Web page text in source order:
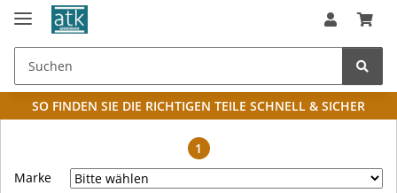
SO FINDEN SIE DIE RICHTIGEN TEILE SCHNELL & SICHER
1
Marke